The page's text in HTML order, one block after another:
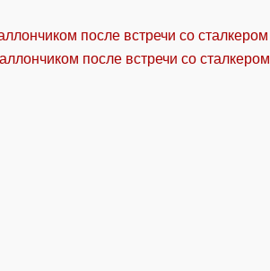
после встречи со сталкером